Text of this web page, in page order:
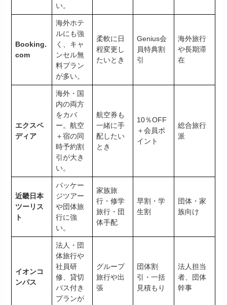
い。
Booking.
com
海外ホテ
ルにも強
く、キャ
ンセル無
料プラン
が多い。
柔軟に日
程変更し
たいとき
Genius会
員特典割
引
海外旅行
や長期滞
在
エクスペ
ディア
海外・国
内の両方
をカバ
ー。航空
＋宿の同
時予約割
引が大き
い。
航空券も
一緒に手
配したい
とき
10％OFF
＋会員ポ
イント
総合旅行
派
近畿日本
ツーリス
ト
パッケー
ジツアー
や団体旅
行に強
い。
家族旅
行・修学
旅行・団
体手配
早割・学
生割
団体・家
族向け
イオンコ
ンパス
法人・団
体旅行や
社員研
修、貸切
バス付き
プランが
グループ
旅行や出
張
団体割
引・一括
見積もり
法人担当
者、団体
幹事